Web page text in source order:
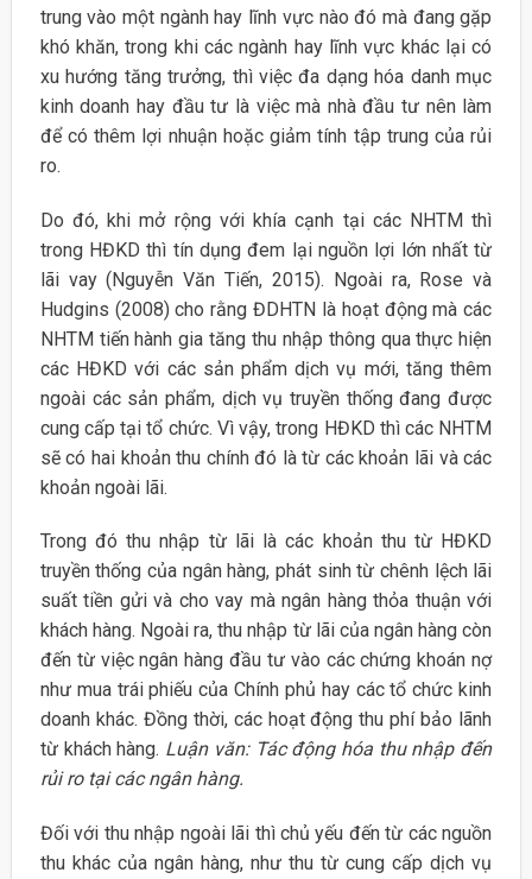
trung vào một ngành hay lĩnh vực nào đó mà đang gặp
khó khăn, trong khi các ngành hay lĩnh vực khác lại có
xu hướng tăng trưởng, thì việc đa dạng hóa danh mục
kinh doanh hay đầu tư là việc mà nhà đầu tư nên làm
để có thêm lợi nhuận hoặc giảm tính tập trung của rủi
ro.
Do đó, khi mở rộng với khía cạnh tại các NHTM thì
trong HĐKD thì tín dụng đem lại nguồn lợi lớn nhất từ
lãi vay (Nguyễn Văn Tiến, 2015). Ngoài ra, Rose và
Hudgins (2008) cho rằng ĐDHTN là hoạt động mà các
NHTM tiến hành gia tăng thu nhập thông qua thực hiện
các HĐKD với các sản phẩm dịch vụ mới, tăng thêm
ngoài các sản phẩm, dịch vụ truyền thống đang được
cung cấp tại tổ chức. Vì vậy, trong HĐKD thì các NHTM
sẽ có hai khoản thu chính đó là từ các khoản lãi và các
khoản ngoài lãi.
Trong đó thu nhập từ lãi là các khoản thu từ HĐKD
truyền thống của ngân hàng, phát sinh từ chênh lệch lãi
suất tiền gửi và cho vay mà ngân hàng thỏa thuận với
khách hàng. Ngoài ra, thu nhập từ lãi của ngân hàng còn
đến từ việc ngân hàng đầu tư vào các chứng khoán nợ
như mua trái phiếu của Chính phủ hay các tổ chức kinh
doanh khác. Đồng thời, các hoạt động thu phí bảo lãnh
từ khách hàng. Luận văn: Tác động hóa thu nhập đến
rủi ro tại các ngân hàng.
Đối với thu nhập ngoài lãi thì chủ yếu đến từ các nguồn
thu khác của ngân hàng, như thu từ cung cấp dịch vụ